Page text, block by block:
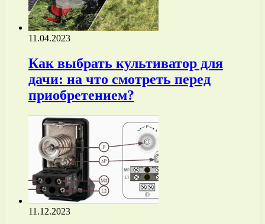
11.04.2023
Как выбрать культиватор для
дачи: на что смотреть перед
приобретением?
11.12.2023